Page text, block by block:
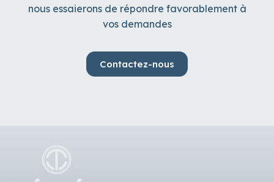
nous essaierons de répondre favorablement à
vos demandes
Contactez-nous